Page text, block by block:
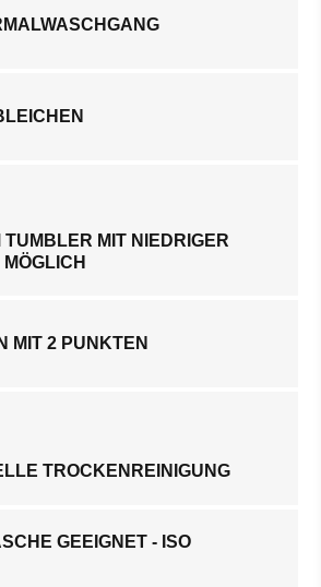
MIT NIEDRIGER
MIT 2 PUNKTEN
TROCKENREINIGUNG
GEEIGNET - ISO